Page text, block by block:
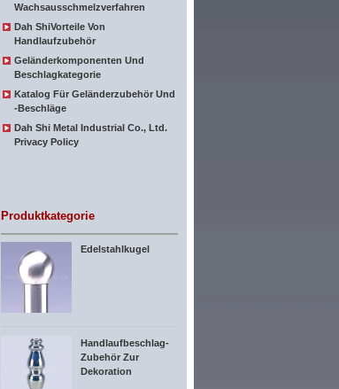
Wachsausschmelzverfahren
Dah ShiVorteile Von
Handlaufzubehör
Geländerkomponenten Und
Beschlagkategorie
Katalog Für Geländerzubehör Und
-beschläge
Dah Shi Metal Industrial Co., Ltd.
Privacy Policy
Produktkategorie
Edelstahlkugel
Handlaufbeschlag-
Zubehör Zur
Dekoration